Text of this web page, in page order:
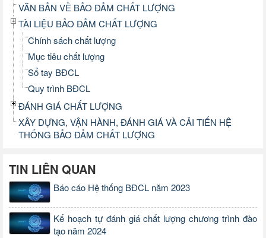
VĂN BẢN VỀ BẢO ĐẢM CHẤT LƯỢNG
TÀI LIỆU BẢO ĐẢM CHẤT LƯỢNG
Chính sách chất lượng
Mục tiêu chất lượng
Sổ tay BĐCL
Quy trình BĐCL
ĐÁNH GIÁ CHẤT LƯỢNG
XÂY DỰNG, VẬN HÀNH, ĐÁNH GIÁ VÀ CẢI TIẾN HỆ
THỐNG BẢO ĐẢM CHẤT LƯỢNG
TIN LIÊN QUAN
Báo cáo Hệ thống BĐCL năm 2023
Kế hoạch tự đánh giá chất lượng chương trình đào
tạo năm 2024